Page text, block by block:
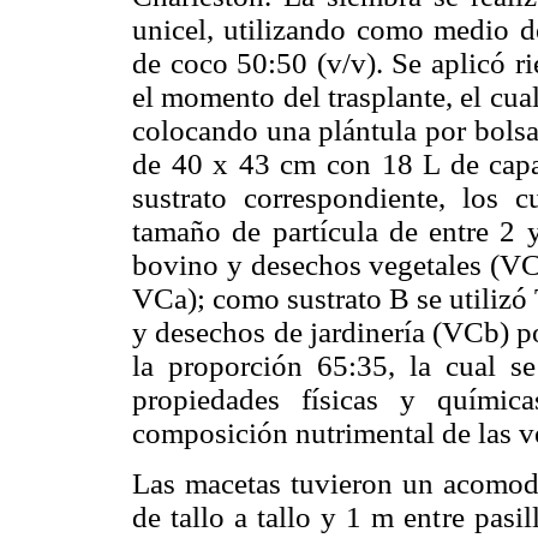
unicel, utilizando como medio
de coco 50:50 (v/v). Se aplicó
el momento del trasplante, el
colocando una plántula por
de 40 x 43 cm con 18 L de
sustrato correspondiente, los
tamaño de partícula de entre 2
bovino y desechos vegetales
VCa); como sustrato B se
y desechos de jardinería (VCb)
la proporción 65:35, la cual
propiedades físicas y
composición nutrimental de las
Las macetas tuvieron un
de tallo a tallo y 1 m entre